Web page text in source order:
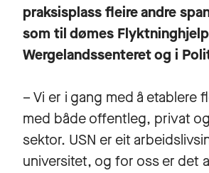
praksisplass fleire andre
som til dømes
Wergelandssenteret og i
– Vi er i gang med å etablere
med både offentleg, privat
sektor. USN er eit
universitet, og for oss er det